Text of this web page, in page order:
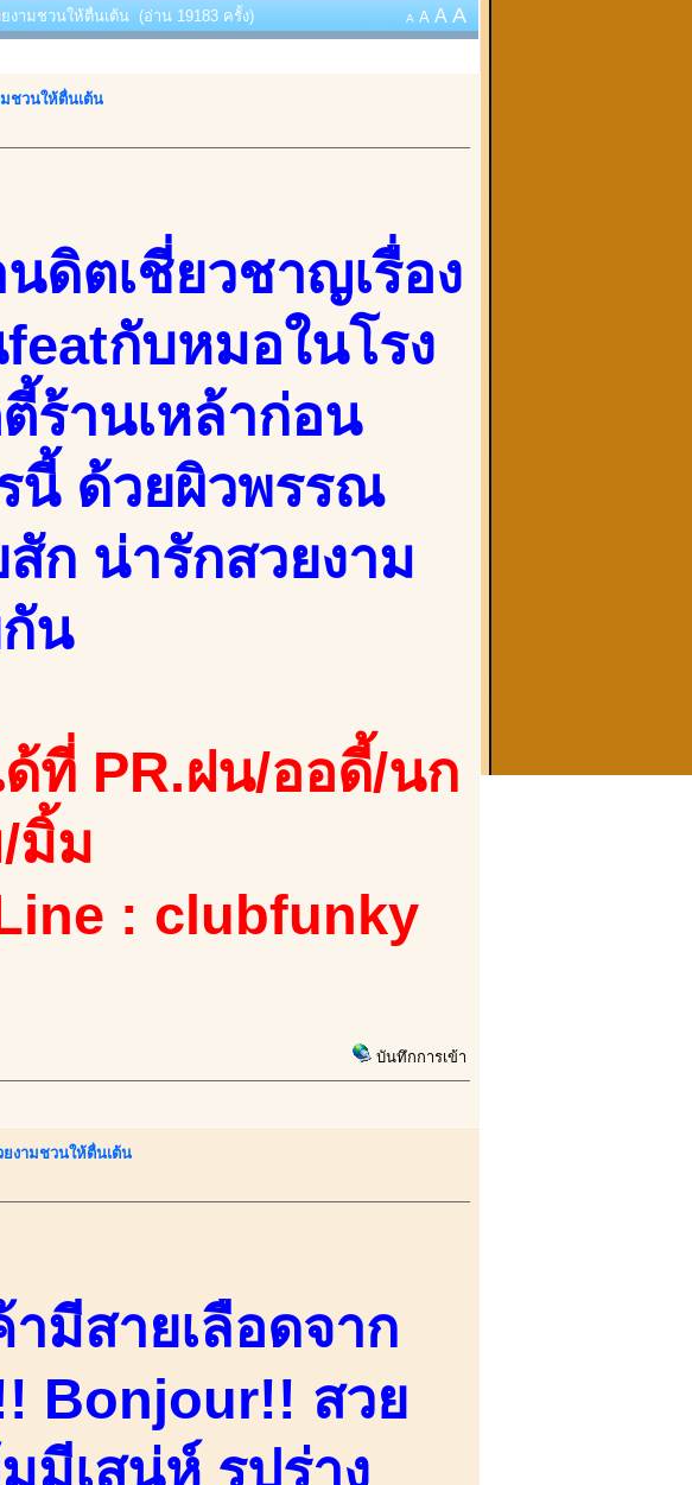
งามชวนให้ตื่นเต้น (อ่าน 19183 ครั้ง) A A A A
ชวนให้ตื่นเต้น
ดิตเชี่ยวชาญเรื่อง
กับหมอในโรง
ร้านเหล้าก่อน
นี้ ด้วยผิวพรรณ
ก น่ารักสวยงาม
น
ที่ PR.ฝน/ออดี้/นก
มิ้ม
: clubfunky
บันทึกการเข้า
งามชวนให้ตื่นเต้น
มีสายเลือดจาก
Bonjour!! สวย
มีเสน่ห์ รูปร่าง